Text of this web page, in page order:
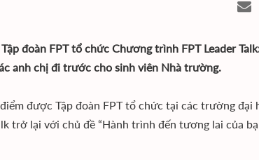
đoàn FPT tổ chức Chương trình FPT Leader
anh chị đi trước cho sinh viên Nhà trường.
được Tập đoàn FPT tổ chức tại các trường đại
trở lại với chủ đề “Hành trình đến tương lai của